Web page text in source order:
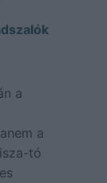
a
a
tó